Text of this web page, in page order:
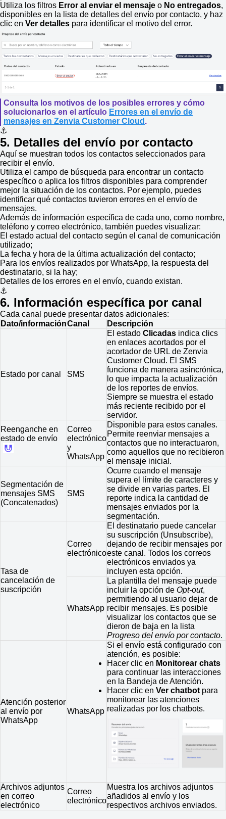
Utiliza los filtros Error al enviar el mensaje o No entregados,
disponibles en la lista de detalles del envío por contacto, y haz
clic en Ver detalles para identificar el motivo del error.
Consulta los motivos de los posibles errores y cómo
solucionarlos en el artículo Errores en el envío de
mensajes en Zenvia Customer Cloud .
⚓
5. Detalles del envío por contacto
Aquí se muestran todos los contactos seleccionados para
recibir el envío.
Utiliza el campo de búsqueda para encontrar un contacto
específico o aplica los filtros disponibles para comprender
mejor la situación de los contactos. Por ejemplo, puedes
identificar qué contactos tuvieron errores en el envío de
mensajes.
Además de información específica de cada uno, como nombre,
teléfono y correo electrónico, también puedes visualizar:
El estado actual del contacto según el canal de comunicación
utilizado;
La fecha y hora de la última actualización del contacto;
Para los envíos realizados por WhatsApp, la respuesta del
destinatario, si la hay;
Detalles de los errores en el envío, cuando existan.
⚓
6. Información específica por canal
Cada canal puede presentar datos adicionales:
Dato/informaciónCanal Descripción
Estado por canal SMS
El estado Clicadas indica clics
en enlaces acortados por el
acortador de URL de Zenvia
Customer Cloud. El SMS
funciona de manera asincrónica,
lo que impacta la actualización
de los reportes de envíos.
Siempre se muestra el estado
más reciente recibido por el
servidor.
Reenganche en
estado de envío
Correo
electrónico
y
WhatsApp
Disponible para estos canales.
Permite reenviar mensajes a
contactos que no interactuaron,
como aquellos que no recibieron
el mensaje inicial.
Segmentación de
mensajes SMS
(Concatenados)
SMS
Ocurre cuando el mensaje
supera el límite de caracteres y
se divide en varias partes. El
reporte indica la cantidad de
mensajes enviados por la
segmentación.
Tasa de
cancelación de
suscripción
Correo
electrónico
El destinatario puede cancelar
su suscripción (Unsubscribe),
dejando de recibir mensajes por
este canal. Todos los correos
electrónicos enviados ya
incluyen esta opción.
WhatsApp
La plantilla del mensaje puede
incluir la opción de Opt-out,
permitiendo al usuario dejar de
recibir mensajes. Es posible
visualizar los contactos que se
dieron de baja en la lista
Progreso del envío por contacto.
Atención posterior
al envío por
WhatsApp
WhatsApp
Si el envío está configurado con
atención, es posible:
Hacer clic en Monitorear chats
para continuar las interacciones
en la Bandeja de Atención.
Hacer clic en Ver chatbot para
monitorear las atenciones
realizadas por los chatbots.
Archivos adjuntos
en correo
electrónico
Correo
electrónico
Muestra los archivos adjuntos
añadidos al envío y los
respectivos archivos enviados.